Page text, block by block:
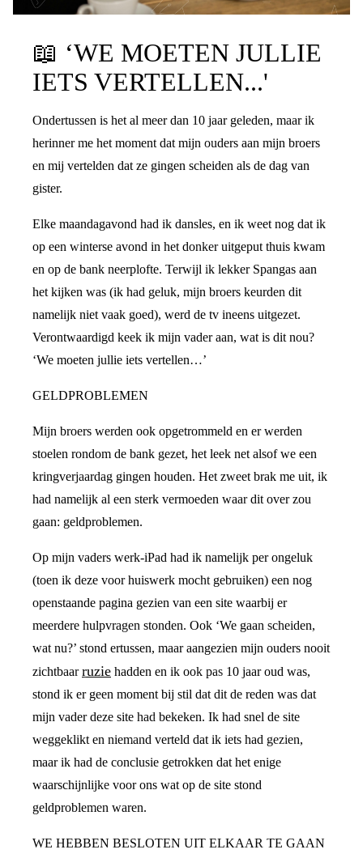
📖 ‘WE MOETEN JULLIE
IETS VERTELLEN...'
Ondertussen is het al meer dan 10 jaar geleden, maar ik
herinner me het moment dat mijn ouders aan mijn broers
en mij vertelden dat ze gingen scheiden als de dag van
gister.
Elke maandagavond had ik dansles, en ik weet nog dat ik
op een winterse avond in het donker uitgeput thuis kwam
en op de bank neerplofte. Terwijl ik lekker Spangas aan
het kijken was (ik had geluk, mijn broers keurden dit
namelijk niet vaak goed), werd de tv ineens uitgezet.
Verontwaardigd keek ik mijn vader aan, wat is dit nou?
‘We moeten jullie iets vertellen…’
GELDPROBLEMEN
Mijn broers werden ook opgetrommeld en er werden
stoelen rondom de bank gezet, het leek net alsof we een
kringverjaardag gingen houden. Het zweet brak me uit, ik
had namelijk al een sterk vermoeden waar dit over zou
gaan: geldproblemen.
Op mijn vaders werk-iPad had ik namelijk per ongeluk
(toen ik deze voor huiswerk mocht gebruiken) een nog
openstaande pagina gezien van een site waarbij er
meerdere hulpvragen stonden. Ook ‘We gaan scheiden,
wat nu?’ stond ertussen, maar aangezien mijn ouders nooit
zichtbaarruzie hadden en ik ook pas 10 jaar oud was,
stond ik er geen moment bij stil dat dit de reden was dat
mijn vader deze site had bekeken. Ik had snel de site
weggeklikt en niemand verteld dat ik iets had gezien,
maar ik had de conclusie getrokken dat het enige
waarschijnlijke voor ons wat op de site stond
geldproblemen waren.
WE HEBBEN BESLOTEN UIT ELKAAR TE GAAN